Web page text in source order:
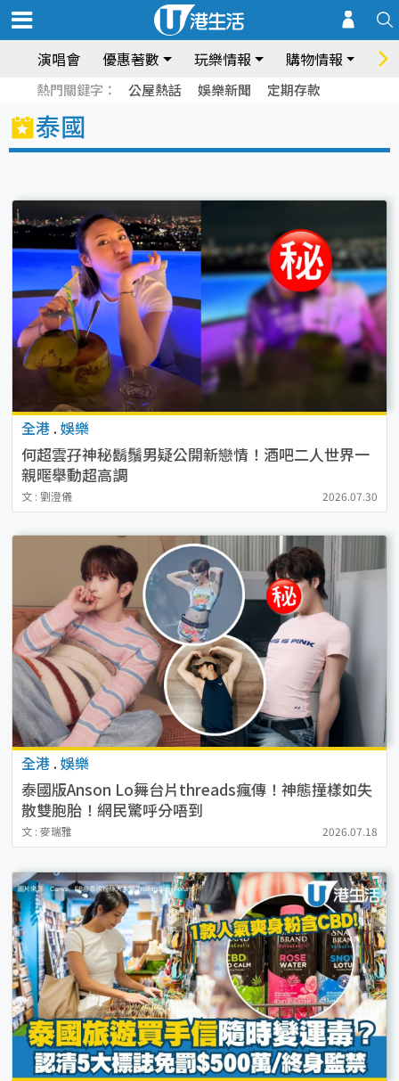
演唱會 優惠著數 玩樂情報 購物情報 飲
熱門關鍵字： 公屋熱話 娛樂新聞 定期存款
泰國
全港 . 娛樂
何超雲孖神秘鬍鬚男疑公開新戀情！酒吧二人世界一
親暱舉動超高調
文 : 劉澄儀 2026.07.30
全港 . 娛樂
泰國版Anson Lo舞台片threads瘋傳！神態撞樣如失
散雙胞胎！網民驚呼分唔到
文 : 麥瑞雅 2026.07.18